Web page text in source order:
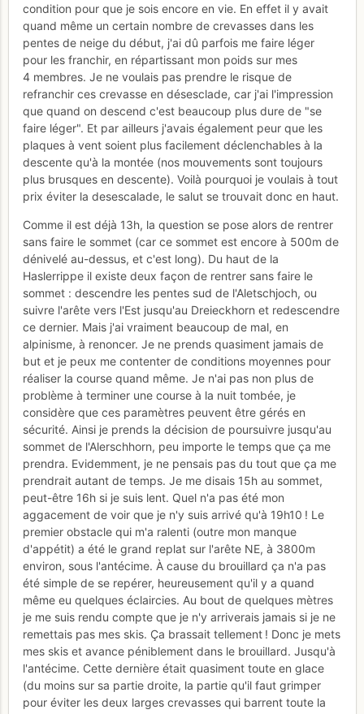
condition pour que je sois encore en vie. En effet il y avait
quand même un certain nombre de crevasses dans les
pentes de neige du début, j'ai dû parfois me faire léger
pour les franchir, en répartissant mon poids sur mes
4 membres. Je ne voulais pas prendre le risque de
refranchir ces crevasse en désesclade, car j'ai l'impression
que quand on descend c'est beaucoup plus dure de "se
faire léger". Et par ailleurs j'avais également peur que les
plaques à vent soient plus facilement déclenchables à la
descente qu'à la montée (nos mouvements sont toujours
plus brusques en descente). Voilà pourquoi je voulais à tout
prix éviter la desescalade, le salut se trouvait donc en haut.
Comme il est déjà 13h, la question se pose alors de rentrer
sans faire le sommet (car ce sommet est encore à 500m de
dénivelé au-dessus, et c'est long). Du haut de la
Haslerrippe il existe deux façon de rentrer sans faire le
sommet : descendre les pentes sud de l'Aletschjoch, ou
suivre l'arête vers l'Est jusqu'au Dreieckhorn et redescendre
ce dernier. Mais j'ai vraiment beaucoup de mal, en
alpinisme, à renoncer. Je ne prends quasiment jamais de
but et je peux me contenter de conditions moyennes pour
réaliser la course quand même. Je n'ai pas non plus de
problème à terminer une course à la nuit tombée, je
considère que ces paramètres peuvent être gérés en
sécurité. Ainsi je prends la décision de poursuivre jusqu'au
sommet de l'Alerschhorn, peu importe le temps que ça me
prendra. Evidemment, je ne pensais pas du tout que ça me
prendrait autant de temps. Je me disais 15h au sommet,
peut-être 16h si je suis lent. Quel n'a pas été mon
aggacement de voir que je n'y suis arrivé qu'à 19h10 ! Le
premier obstacle qui m'a ralenti (outre mon manque
d'appétit) a été le grand replat sur l'arête NE, à 3800m
environ, sous l'antécime. À cause du brouillard ça n'a pas
été simple de se repérer, heureusement qu'il y a quand
même eu quelques éclaircies. Au bout de quelques mètres
je me suis rendu compte que je n'y arriverais jamais si je ne
remettais pas mes skis. Ça brassait tellement ! Donc je mets
mes skis et avance péniblement dans le brouillard. Jusqu'à
l'antécime. Cette dernière était quasiment toute en glace
(du moins sur sa partie droite, la partie qu'il faut grimper
pour éviter les deux larges crevasses qui barrent toute la